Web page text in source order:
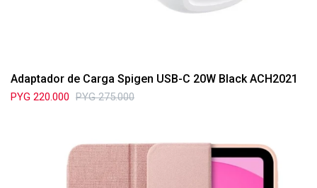
Adaptador de Carga Spigen USB-C 20W Black ACH2021
PYG 220.000 PYG 275.000